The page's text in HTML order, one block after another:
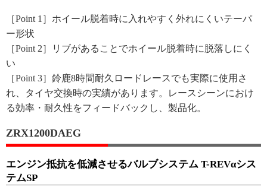
［Point 1］ホイール脱着時に入れやすく外れにくいテーパ
ー形状
［Point 2］リブがあることでホイール脱着時に脱落しにく
い
［Point 3］鈴鹿8時間耐久ロードレースでも実際に使用さ
れ、タイヤ交換時の実績があります。レースシーンにおけ
る効率・耐久性をフィードバックし、製品化。
ZRX1200DAEG
エンジン抵抗を低減させるバルブシステム T-REVαシス
テムSP